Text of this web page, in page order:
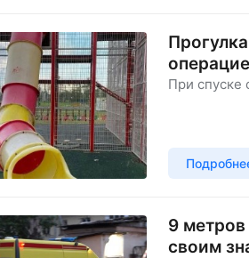
При спуске
9
своим